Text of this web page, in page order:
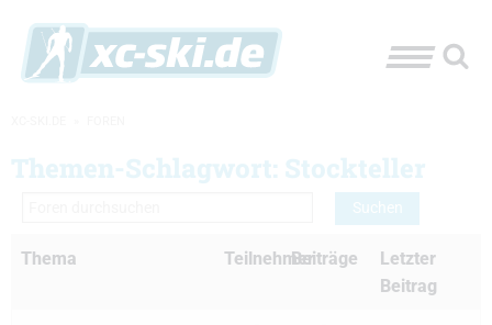
Themen-Schlagwort: Stockteller
Thema TeilnehmerBeiträge
Letzter
Beitrag